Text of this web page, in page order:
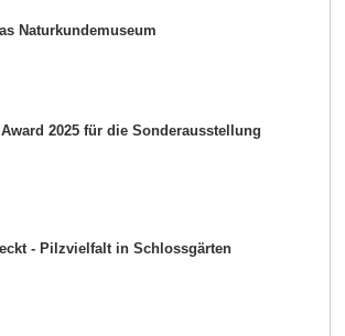
Naturkundemuseum
2025 für die Sonderausstellung
- Pilzvielfalt in Schlossgärten